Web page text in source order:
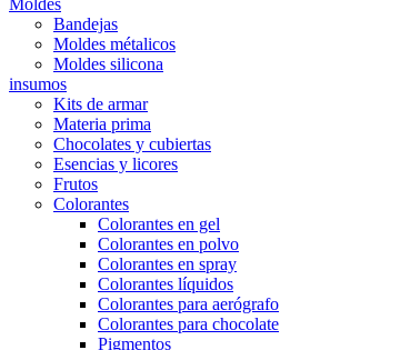
Moldes
Bandejas
Moldes métalicos
Moldes silicona
insumos
Kits de armar
Materia prima
Chocolates y cubiertas
Esencias y licores
Frutos
Colorantes
Colorantes en gel
Colorantes en polvo
Colorantes en spray
Colorantes líquidos
Colorantes para aerógrafo
Colorantes para chocolate
Pigmentos